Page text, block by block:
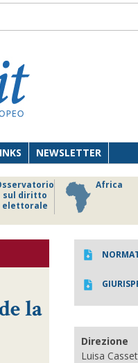
NEWSLETTER
sul diritto
elettorale
Africa
la
Direzione
Luisa